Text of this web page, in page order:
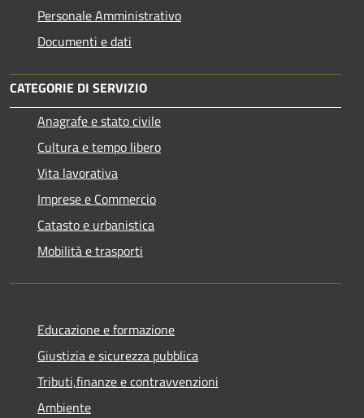
Personale Amministrativo
Documenti e dati
CATEGORIE DI SERVIZIO
Anagrafe e stato civile
Cultura e tempo libero
Vita lavorativa
Imprese e Commercio
Catasto e urbanistica
Mobilità e trasporti
Educazione e formazione
Giustizia e sicurezza pubblica
Tributi,finanze e contravvenzioni
Ambiente